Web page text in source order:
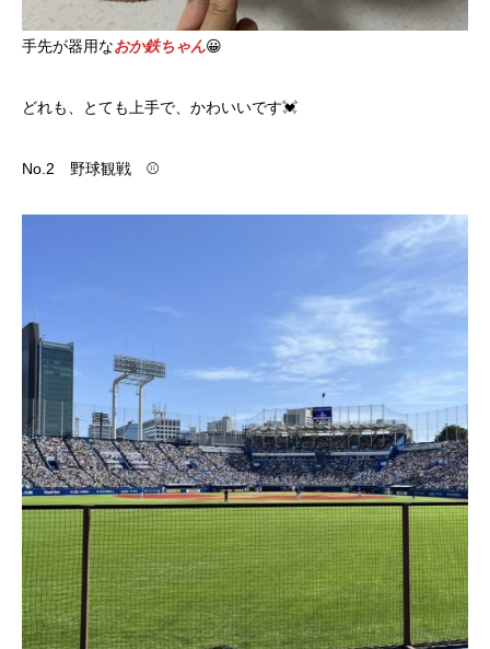
手先が器用なおか鉄ちゃん😀
どれも、とても上手で、かわいいです💓
No.2 野球観戦 ⚾